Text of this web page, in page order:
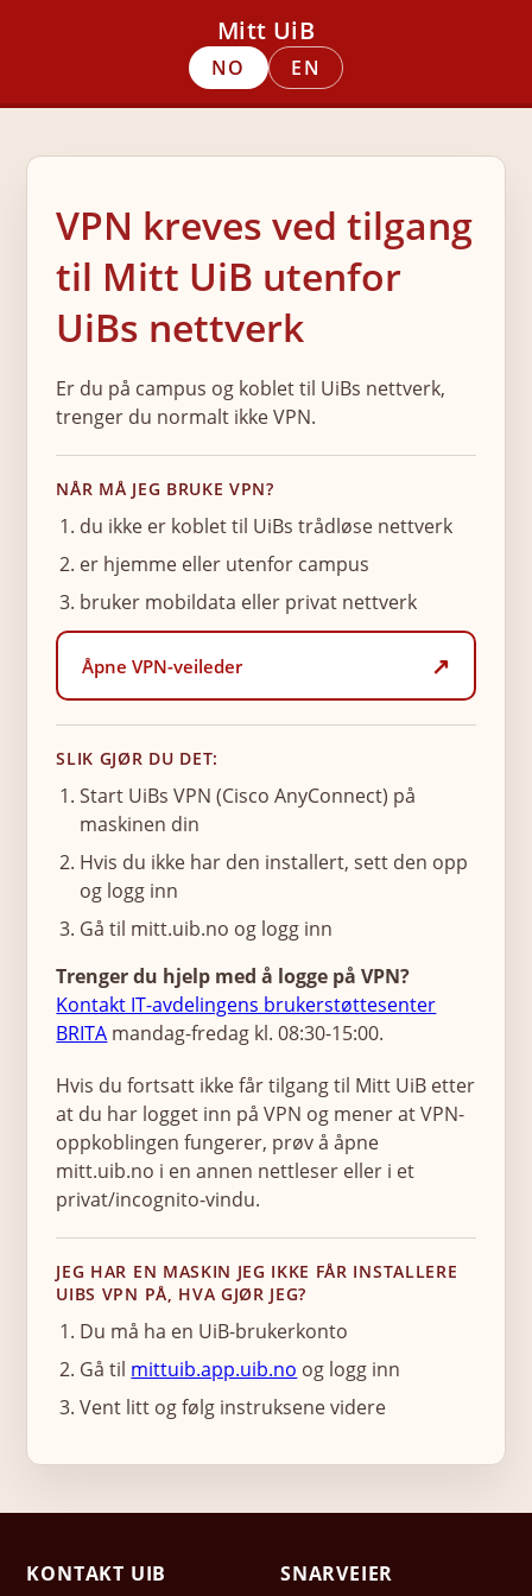
Mitt UiB
NO EN
VPN kreves ved tilgang
til Mitt UiB utenfor
UiBs nettverk
Er du på campus og koblet til UiBs nettverk,
trenger du normalt ikke VPN.
NÅR MÅ JEG BRUKE VPN?
du ikke er koblet til UiBs trådløse nettverk
er hjemme eller utenfor campus
bruker mobildata eller privat nettverk
Åpne VPN-veileder
SLIK GJØR DU DET:
Start UiBs VPN (Cisco AnyConnect) på
maskinen din
Hvis du ikke har den installert, sett den opp
og logg inn
Gå til mitt.uib.no og logg inn
Trenger du hjelp med å logge på VPN?
Kontakt IT-avdelingens brukerstøttesenter
BRITA mandag-fredag kl. 08:30-15:00.
Hvis du fortsatt ikke får tilgang til Mitt UiB etter
at du har logget inn på VPN og mener at VPN-
oppkoblingen fungerer, prøv å åpne
mitt.uib.no i en annen nettleser eller i et
privat/incognito-vindu.
JEG HAR EN MASKIN JEG IKKE FÅR INSTALLERE
UIBS VPN PÅ, HVA GJØR JEG?
Du må ha en UiB-brukerkonto
Gå til mittuib.app.uib.no og logg inn
Vent litt og følg instruksene videre
KONTAKT UIB SNARVEIER